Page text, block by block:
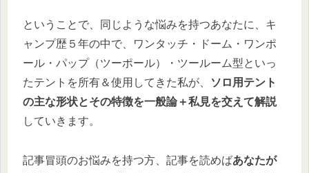
ということで、同じような悩みを持つあなたに、キ
ャンプ歴５年の中で、ワンタッチ・ドーム・ワンポ
ール・パップ（ツーポール）・ツールーム型といっ
たテントを所有＆使用してきた私が、
ソロ用テント
の主な形状とその特徴を一般論＋私見を交えて解説
していきます。
記事冒頭のお悩みを持つ方、記事を読めばあなたが